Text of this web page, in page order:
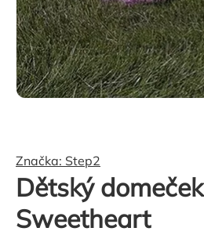
Dětský domeček
Sweetheart
Značka: Step2